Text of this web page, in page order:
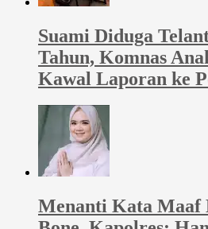
Suami Diduga
Tahun, Komnas
Kawal Laporan ke
Menanti Kata Maaf